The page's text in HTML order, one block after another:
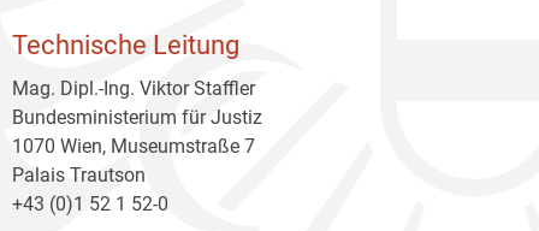
Technische Leitung
Mag. Dipl.-Ing. Viktor Staffler
Bundesministerium für Justiz
1070 Wien, Museumstraße 7
Palais Trautson
+43 (0)1 52 1 52-0